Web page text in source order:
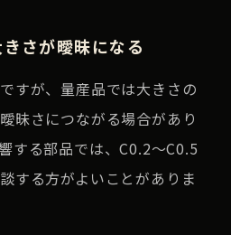
きさが曖昧になる
すが、量産品では大きさの
昧さにつながる場合があり
する部品では、C0.2〜C0.5
する方がよいことがありま